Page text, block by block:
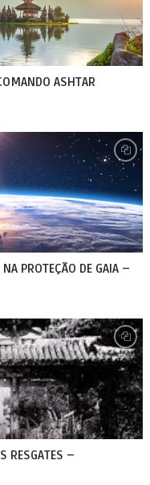
ASHTAR
PROTEÇÃO DE GAIA –
RESGATES –